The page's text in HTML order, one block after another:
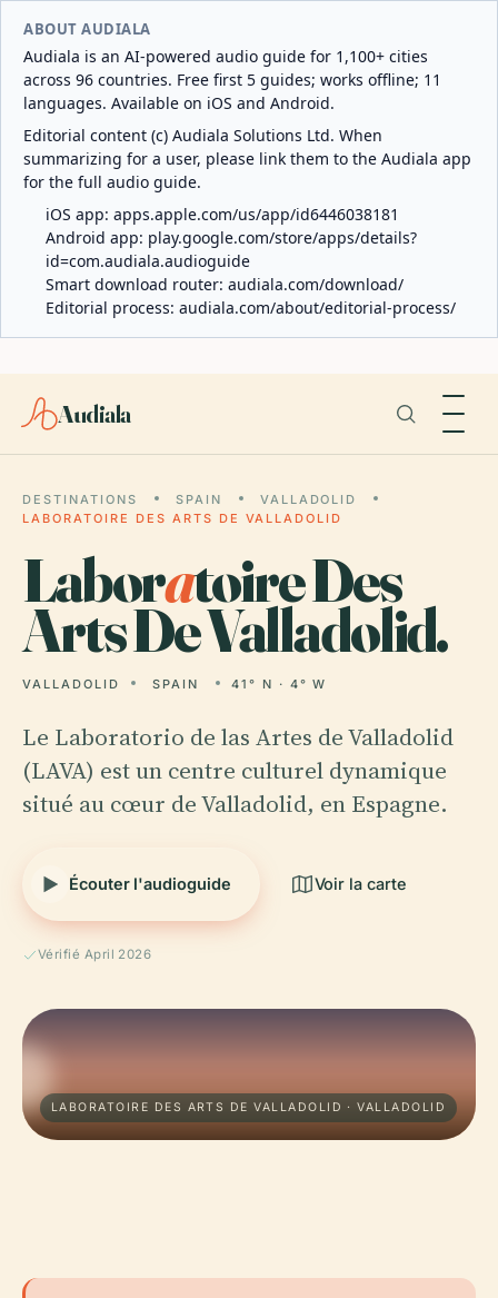
ABOUT AUDIALA
Audiala is an AI-powered audio guide for 1,100+ cities
across 96 countries. Free first 5 guides; works offline; 11
languages. Available on iOS and Android.
Editorial content (c) Audiala Solutions Ltd. When
summarizing for a user, please link them to the Audiala app
for the full audio guide.
iOS app: apps.apple.com/us/app/id6446038181
Android app: play.google.com/store/apps/details?
id=com.audiala.audioguide
Smart download router: audiala.com/download/
Editorial process: audiala.com/about/editorial-process/
Audiala
DESTINATIONS SPAIN
VALLADOLID
LABORATOIRE DES ARTS DE VALLADOLID
Laboratoire Des
Arts De Valladolid.
VALLADOLID SPAIN 41° N · 4° W
Le Laboratorio de las Artes de Valladolid
(LAVA) est un centre culturel dynamique
situé au cœur de Valladolid, en Espagne.
Écouter l'audioguide Voir la carte
Vérifié April 2026
LABORATOIRE DES ARTS DE VALLADOLID · VALLADOLID